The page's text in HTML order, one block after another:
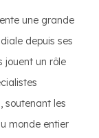
une grande
depuis ses
jouent un rôle
soutenant les
monde entier